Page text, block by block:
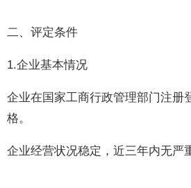
二、评定条件
1.企业基本情况
企业在国家工商行政管理部门注册
格。
企业经营状况稳定，近三年内无严